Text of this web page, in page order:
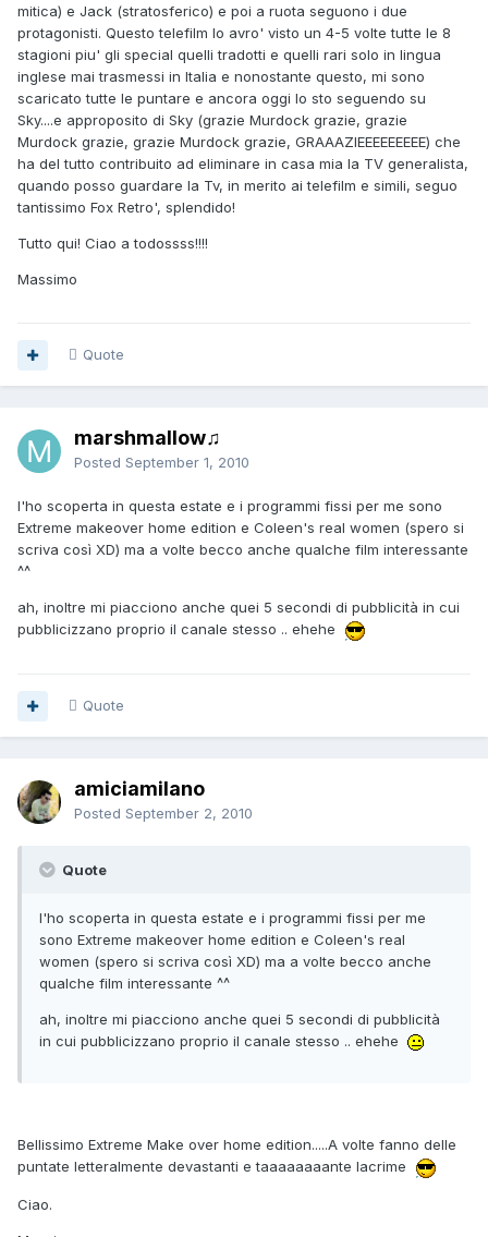
mitica) e Jack (stratosferico) e poi a ruota seguono i due
protagonisti. Questo telefilm lo avro' visto un 4-5 volte tutte le 8
stagioni piu' gli special quelli tradotti e quelli rari solo in lingua
inglese mai trasmessi in Italia e nonostante questo, mi sono
scaricato tutte le puntare e ancora oggi lo sto seguendo su
Sky....e approposito di Sky (grazie Murdock grazie, grazie
Murdock grazie, grazie Murdock grazie, GRAAAZIEEEEEEEEE) che
ha del tutto contribuito ad eliminare in casa mia la TV generalista,
quando posso guardare la Tv, in merito ai telefilm e simili, seguo
tantissimo Fox Retro', splendido!
Tutto qui! Ciao a todossss!!!!
Massimo
Quote
marshmallow♫
Posted September 1, 2010
l'ho scoperta in questa estate e i programmi fissi per me sono
Extreme makeover home edition e Coleen's real women (spero si
scriva così XD) ma a volte becco anche qualche film interessante
^^
ah, inoltre mi piacciono anche quei 5 secondi di pubblicità in cui
pubblicizzano proprio il canale stesso .. ehehe
Quote
amiciamilano
Posted September 2, 2010
Quote
l'ho scoperta in questa estate e i programmi fissi per me
sono Extreme makeover home edition e Coleen's real
women (spero si scriva così XD) ma a volte becco anche
qualche film interessante ^^
ah, inoltre mi piacciono anche quei 5 secondi di pubblicità
in cui pubblicizzano proprio il canale stesso .. ehehe
Bellissimo Extreme Make over home edition.....A volte fanno delle
puntate letteralmente devastanti e taaaaaaaante lacrime
Ciao.